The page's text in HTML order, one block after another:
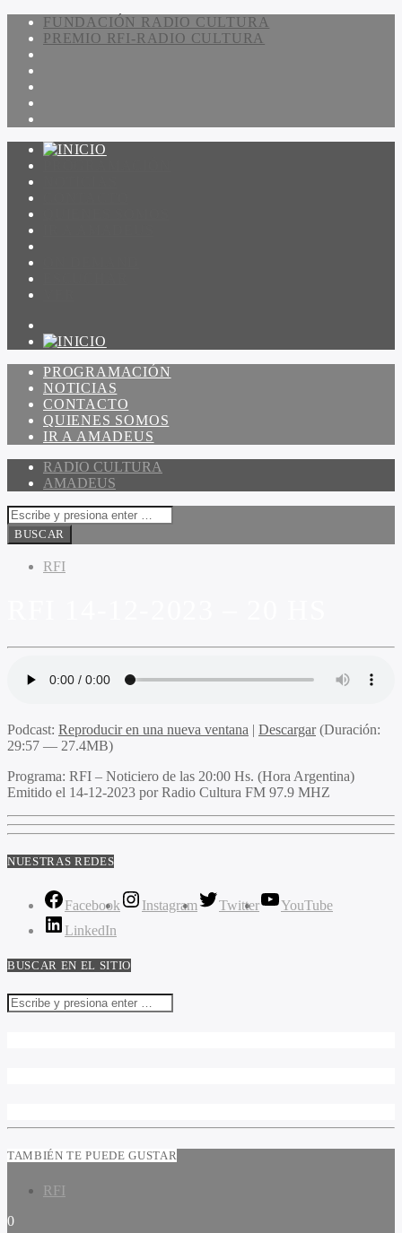
FUNDACIÓN RADIO CULTURA
PREMIO RFI-RADIO CULTURA
PROGRAMACIÓN
NOTICIAS
CONTACTO
QUIENES SOMOS
IR A AMADEUS
RADIO CULTURA
AMADEUS
RFI
Podcast: Reproducir en una nueva ventana | Descargar(Duración:
29:57 — 27.4MB)
Programa: RFI – Noticiero de las 20:00 Hs. (Hora Argentina)
Emitido el 14-12-2023 por Radio Cultura FM 97.9 MHZ
NUESTRAS REDES
Facebook Instagram Twitter
YouTube
LinkedIn
BUSCAR EN EL SITIO
TAMBIÉN TE PUEDE GUSTAR
RFI
0